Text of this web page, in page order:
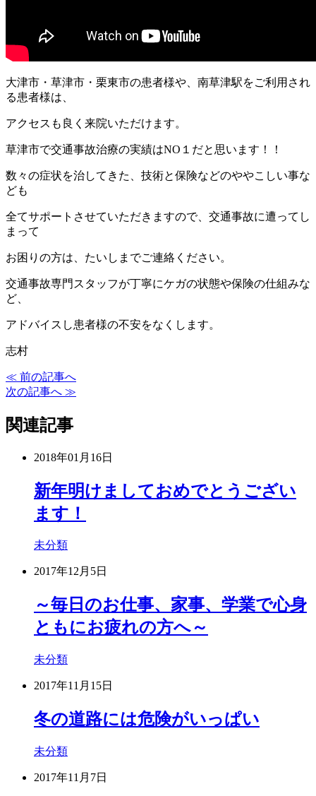
大津市・草津市・栗東市の患者様や、南草津駅をご利用され
る患者様は、
アクセスも良く来院いただけます。
草津市で交通事故治療の実績はNO１だと思います！！
数々の症状を治してきた、技術と保険などのややこしい事な
ども
全てサポートさせていただきますので、交通事故に遭ってし
まって
お困りの方は、たいしまでご連絡ください。
交通事故専門スタッフが丁寧にケガの状態や保険の仕組みな
ど、
アドバイスし患者様の不安をなくします。
志村
≪ 前の記事へ
次の記事へ ≫
関連記事
2018年01月16日
新年明けましておめでとうござい
ます！
未分類
2017年12月5日
～毎日のお仕事、家事、学業で心身
ともにお疲れの方へ～
未分類
2017年11月15日
冬の道路には危険がいっぱい
未分類
2017年11月7日